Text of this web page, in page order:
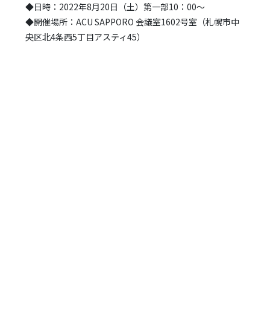
◆日時：2022年8月20日（土）第一部10：00～
◆開催場所：ACU SAPPORO 会議室1602号室（札幌市中
央区北4条西5丁目アスティ45）